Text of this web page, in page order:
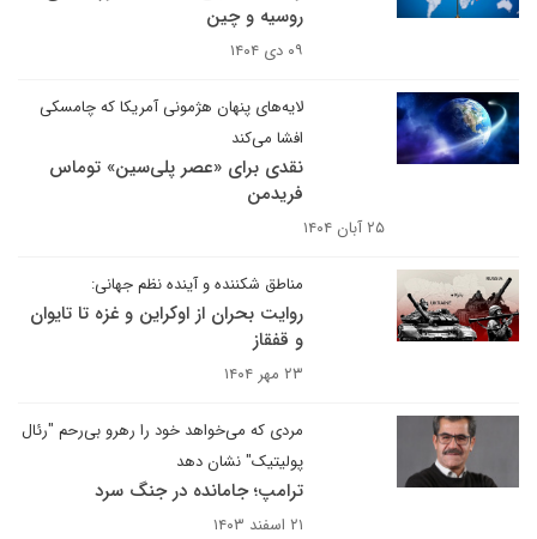
روسیه و چین
۰۹ دی ۱۴۰۴
‌لایه‌های پنهان هژمونی آمریکا که چامسکی
افشا می‌کند
نقدی برای «عصر پلی‌سین» توماس
فریدمن
۲۵ آبان ۱۴۰۴
مناطق شکننده و آینده نظم جهانی:
روایت بحران از اوکراین و غزه تا تایوان
و قفقاز
۲۳ مهر ۱۴۰۴
مردی که می‌خواهد خود را رهرو بی‌رحم "رئال
پولیتیک" نشان دهد
ترامپ؛ جامانده در جنگ سرد
۲۱ اسفند ۱۴۰۳